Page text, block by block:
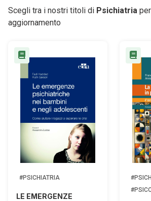
Scegli tra i nostri titoli di Psichiatria
aggiornamento
#PSICHIATRIA
LE EMERGENZE